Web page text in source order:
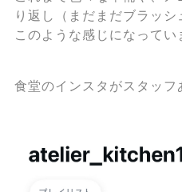
り返し（まだまだブラッ
このような感じになってい
食堂のインスタがスタッフ